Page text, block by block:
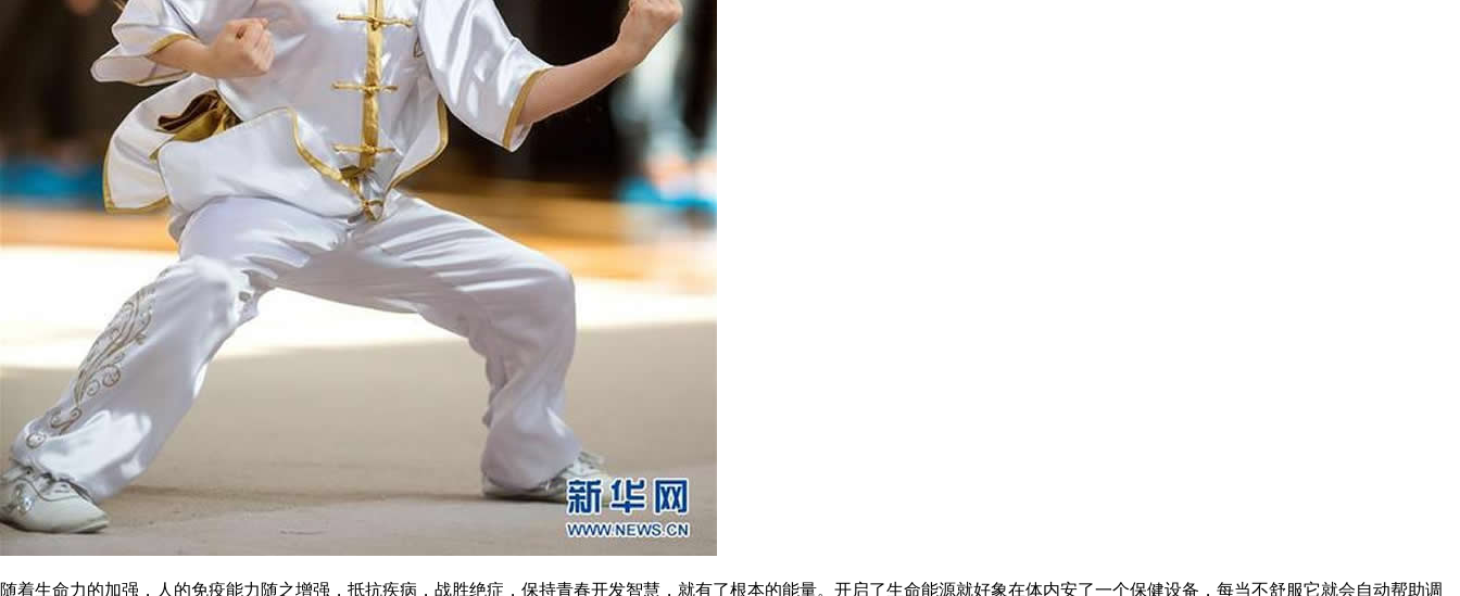
随着生命力的加强，人的免疫能力随之增强，抵抗疾病，战胜绝症，保持青春开发智慧，就有了根本的能量。开启了生命能源就好象在体内安了一个保健设备，每当不舒服它就会自动帮助调